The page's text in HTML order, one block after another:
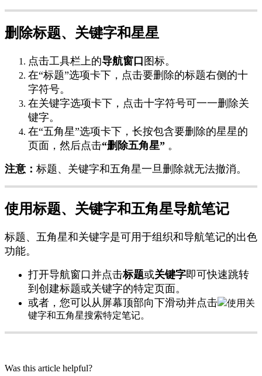
删 除标题、 关键字和星星
点击工具栏上的导航窗 口 图 标。
在“标题”选项卡下 ， 点击要删 除的标题右侧 的十
字符号。
在关键字选项卡下 ， 点击十字符号可一一删 除关
键字。
在“五角星”选项卡下 ， 长按包含要删 除的星星的
页面 ， 然后点击“删 除五角星” 。
注意 ： 标题、 关键字和五角星一旦删 除就无法撤消。
使用标题、 关键字和五角星导航笔记
标题、 五角星和关键字是可用于组织和导航笔记的出色
功能。
打开导航窗口 并点击标题或关键字即可快速跳转
到 创 建标题或关键字的特定页面。
或者 ， 您可以 从 屏幕顶部向下滑动并点击 使用 关
键字和五角星搜索特定笔记。
Was this article helpful?